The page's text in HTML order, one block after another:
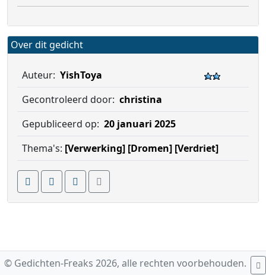
Over dit gedicht
Auteur: YishToya
Gecontroleerd door: christina
Gepubliceerd op: 20 januari 2025
Thema's: [Verwerking] [Dromen] [Verdriet]
© Gedichten-Freaks 2026, alle rechten voorbehouden.